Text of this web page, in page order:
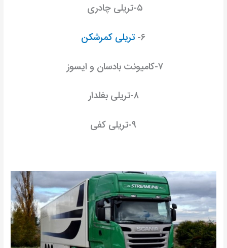
۵-تریلی چادری
۶- تریلی کمرشکن
۷-کامیونت بادسان و ایسوز
۸-تریلی بغلدار
۹-تریلی کفی